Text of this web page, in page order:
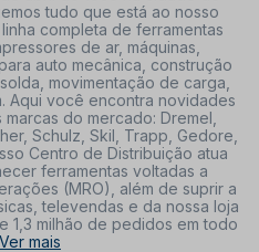
tudo que está ao nosso
completa de ferramentas
de ar, máquinas,
auto mecânica, construção
movimentação de carga,
Aqui você encontra novidades
do mercado: Dremel,
Schulz, Skil, Trapp, Gedore,
Centro de Distribuição atua
ferramentas voltadas a
(MRO), além de suprir a
televendas e da nossa loja
1,3 milhão de pedidos em todo
Ver mais